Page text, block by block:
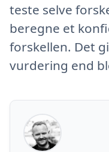
teste selve
beregne et
forskellen. Det
vurdering end